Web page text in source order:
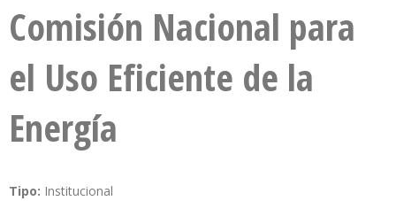
Comisión Nacional para
el Uso Eficiente de la
Energía
Tipo: Institucional